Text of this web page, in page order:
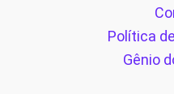
Política
Gênio